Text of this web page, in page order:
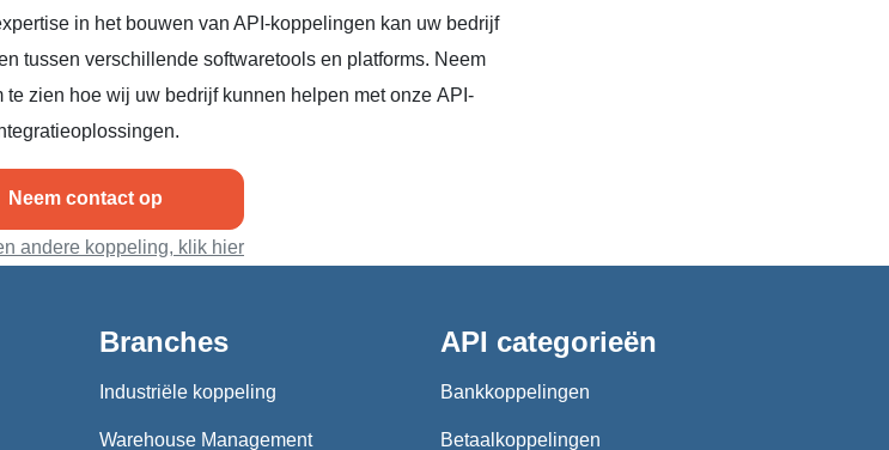
in het bouwen van API-koppelingen kan uw bedrijf
tussen verschillende softwaretools en platforms. Neem
zien hoe wij uw bedrijf kunnen helpen met onze API-
Neem contact op
andere koppeling, klik hier
Branches
Industriële koppeling
Warehouse Management
API categorieën
Bankkoppelingen
Betaalkoppelingen